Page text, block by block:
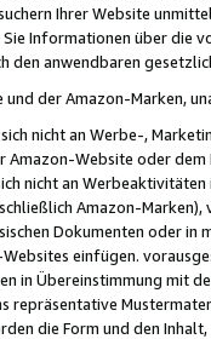
Ihrer Website
Informationen über die
den anwendbaren
der Amazon-Marken,
nicht an Werbe-,
Amazon-Website oder
nicht an
Amazon-
Dokumenten oder in
einfügen.
in Übereinstimmung mit
repräsentative
die Form und den